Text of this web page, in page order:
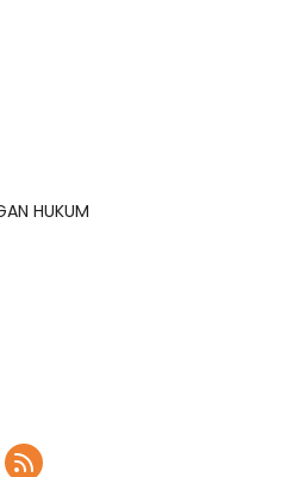
HUKUM